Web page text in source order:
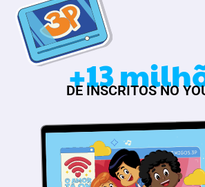
+13
DE INSCRITOS NO